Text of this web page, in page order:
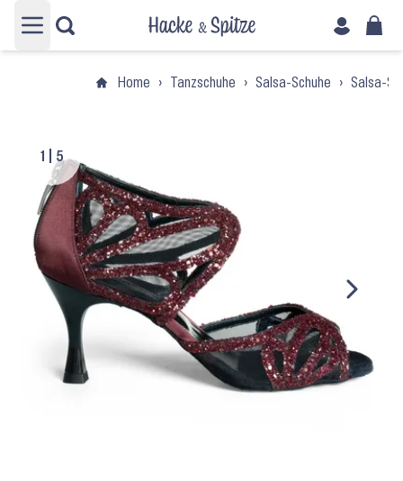
Hauptmenü öffnen
Home › Tanzschuhe › Salsa-Schuhe › Salsa-
1 5